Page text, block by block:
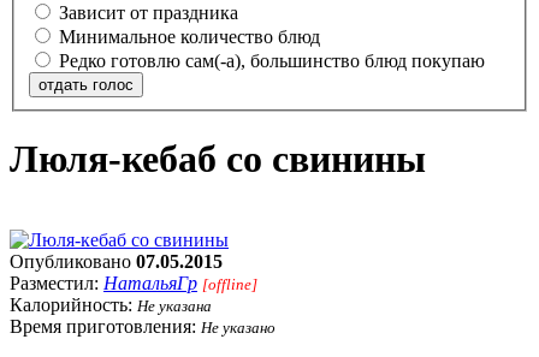
Зависит от праздника
Минимальное количество блюд
Редко готовлю сам(-а), большинство блюд покупаю
отдать голос
Люля-кебаб со свинины
Опубликовано 07.05.2015
Разместил: НатальяГр [offline]
Калорийность: Не указана
Время приготовления: Не указано